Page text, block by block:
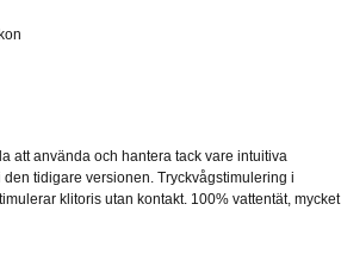
att använda och hantera tack vare intuitiva
tidigare versionen. Tryckvågstimulering i
klitoris utan kontakt. 100% vattentät, mycket